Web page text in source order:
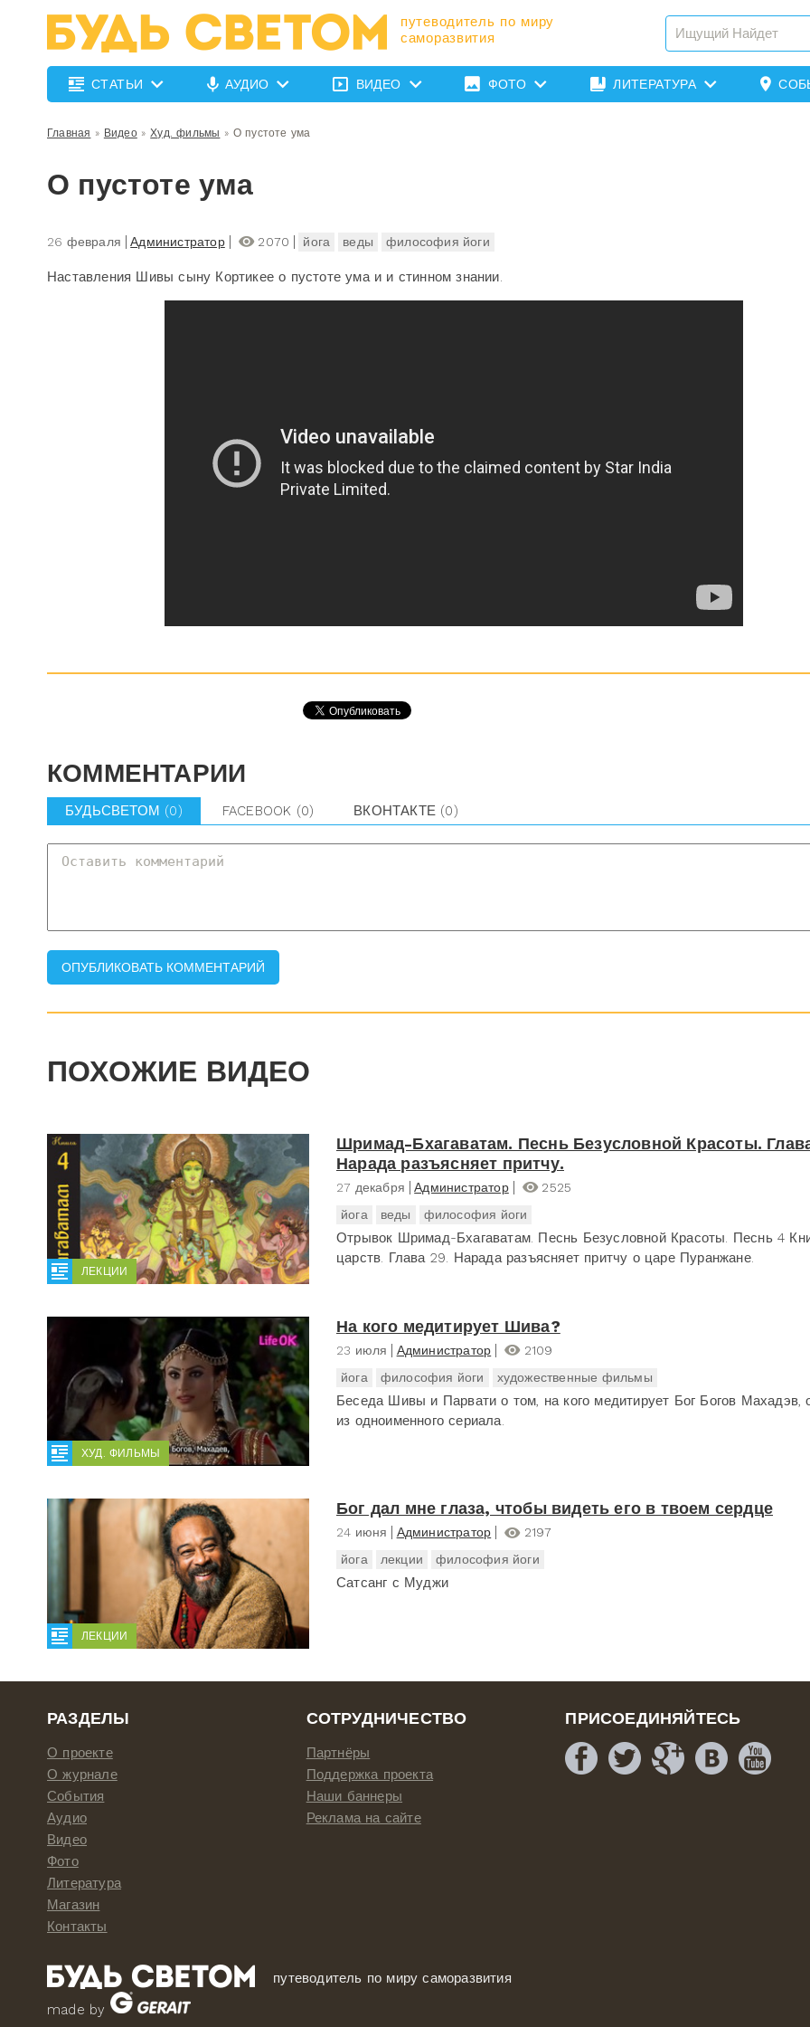
путеводитель по миру
саморазвития
СТАТЬИ АУДИО ВИДЕО ФОТО ЛИТЕРАТУРА
Главная » Видео» Худ. фильмы » О пустоте ума
О пустоте ума
26 февраля Администратор 2070 йога веды философия йоги
Наставления Шивы сыну Кортикее о пустоте ума и и стинном знании.
КОММЕНТАРИИ
БУДЬСВЕТОМ (0) FACEBOOK (0) ВКОНТАКТЕ (0)
ПОХОЖИЕ ВИДЕО
ЛЕКЦИИ
Шримад-Бхагаватам. Песнь Безусловной Красоты.
Нарада разъясняет притчу.
27 декабря Администратор
2525
йога
веды философия йоги
Отрывок Шримад-Бхагаватам. Песнь Безусловной Красоты. Песнь 4
царств. Глава 29. Нарада разъясняет притчу о царе Пуранжане.
ХУД. ФИЛЬМЫ
На кого медитирует Шива?
23 июля Администратор
2109
йога
философия йоги художественные фильмы
Беседа Шивы и Парвати о том, на кого медитирует Бог Богов Махадэв,
из одноименного сериала.
ЛЕКЦИИ
Бог дал мне глаза, чтобы видеть его в твоем сердце
24 июня Администратор
2197
йога
лекции философия йоги
Сатсанг с Муджи
РАЗДЕЛЫ
О проекте
О журнале
События
Аудио
Видео
Фото
Литература
Магазин
Контакты
СОТРУДНИЧЕСТВО
Партнёры
Поддержка проекта
Наши баннеры
Реклама на сайте
ПРИСОЕДИНЯЙТЕСЬ
путеводитель по миру саморазвития
made by